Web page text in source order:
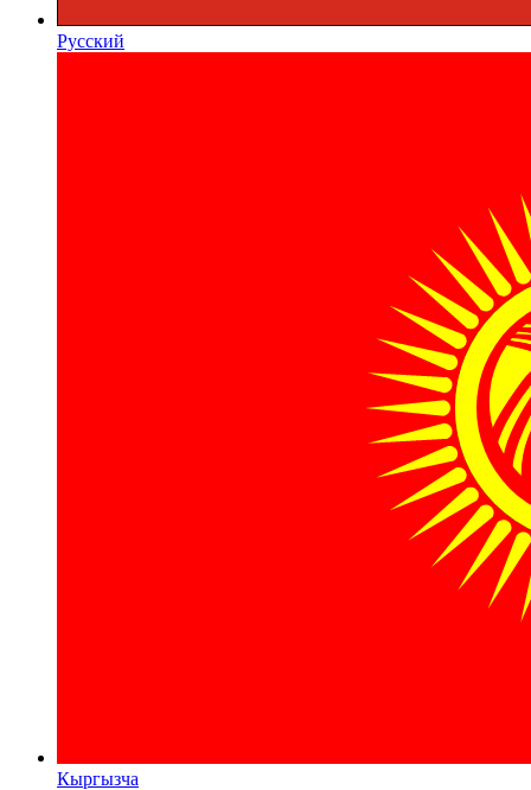
Русский
Кыргызча